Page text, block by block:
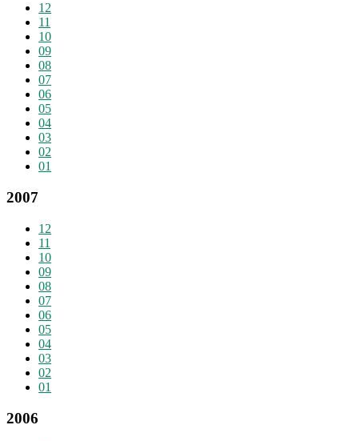
12
11
10
09
08
07
06
05
04
03
02
01
2007
12
11
10
09
08
07
06
05
04
03
02
01
2006